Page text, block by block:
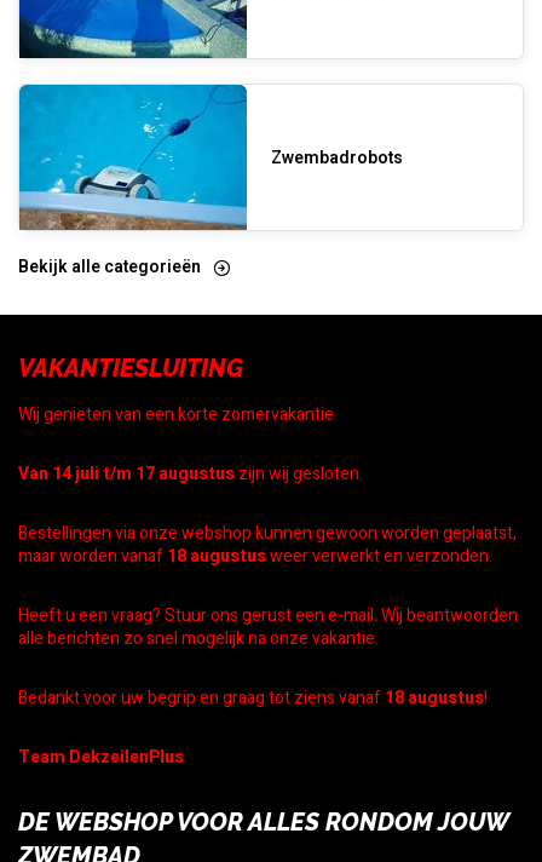
Zwembadrobots
Bekijk alle categorieën
VAKANTIESLUITING
Wij genieten van een korte zomervakantie.
Van 14 juli t/m 17 augustuszijn wij gesloten.
Bestellingen via onze webshop kunnen gewoon worden geplaatst,
maar worden vanaf18 augustusweer verwerkt en verzonden.
Heeft u een vraag? Stuur ons gerust een e-mail. Wij beantwoorden
alle berichten zo snel mogelijk na onze vakantie.
Bedankt voor uw begrip en graag tot ziens vanaf18 augustus!
Team DekzeilenPlus
DE WEBSHOP VOOR ALLES RONDOM JOUW
ZWEMBAD